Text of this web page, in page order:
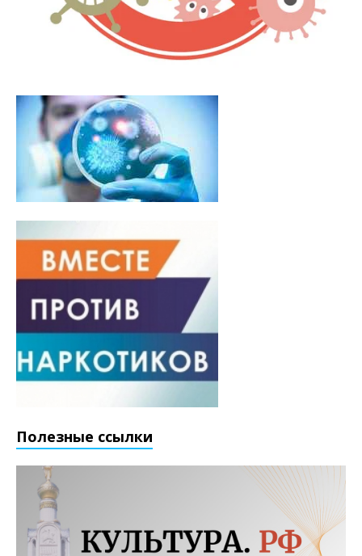
Полезные ссылки